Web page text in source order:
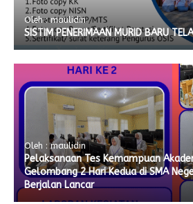
Oleh : maulidin
SISTIM PENERIMAAN MURID BARU
Oleh : maulidin
Pelaksanaan Tes Kemampuan
Gelombang 2 Hari Kedua di SMA
Berjalan Lancar